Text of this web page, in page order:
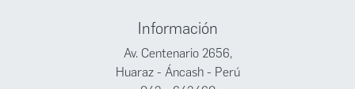
Información
Av. Centenario 2656,
Huaraz - Áncash - Perú